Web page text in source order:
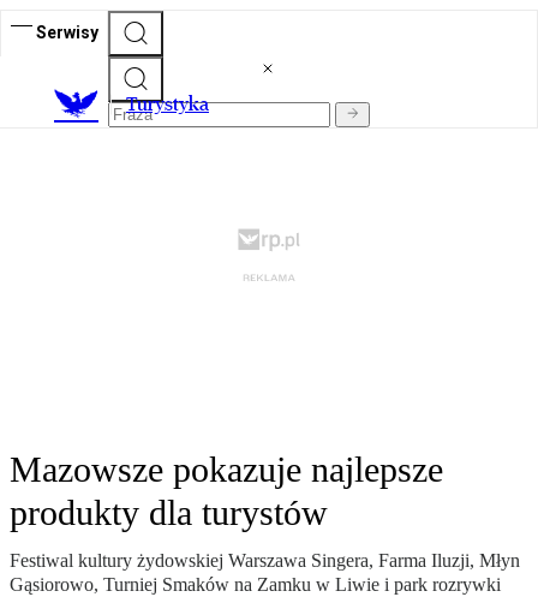
Serwisy
Turystyka
Mazowsze pokazuje najlepsze
produkty dla turystów
Festiwal kultury żydowskiej Warszawa Singera, Farma Iluzji, Młyn
Gąsiorowo, Turniej Smaków na Zamku w Liwie i park rozrywki